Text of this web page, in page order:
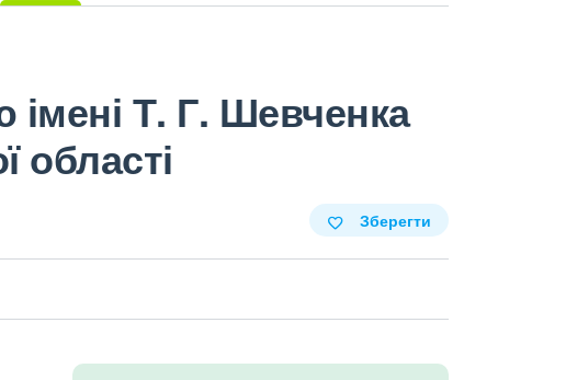
імені Т. Г. Шевченка
області
Зберегти